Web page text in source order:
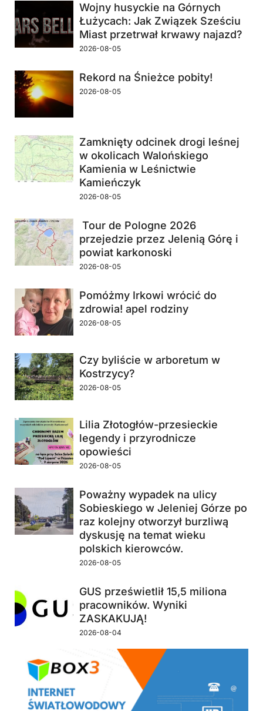
Wojny husyckie na Górnych
Łużycach: Jak Związek Sześciu
Miast przetrwał krwawy najazd?
2026-08-05
Rekord na Śnieżce pobity!
2026-08-05
Zamknięty odcinek drogi leśnej
w okolicach Walońskiego
Kamienia w Leśnictwie
Kamieńczyk
2026-08-05
Tour de Pologne 2026
przejedzie przez Jelenią Górę i
powiat karkonoski
2026-08-05
Pomóżmy Irkowi wrócić do
zdrowia! apel rodziny
2026-08-05
Czy byliście w arboretum w
Kostrzycy?
2026-08-05
Lilia Złotogłów-przesieckie
legendy i przyrodnicze
opowieści
2026-08-05
Poważny wypadek na ulicy
Sobieskiego w Jeleniej Górze po
raz kolejny otworzył burzliwą
dyskusję na temat wieku
polskich kierowców.
2026-08-05
GUS prześwietlił 15,5 miliona
pracowników. Wyniki
ZASKAKUJĄ!
2026-08-04